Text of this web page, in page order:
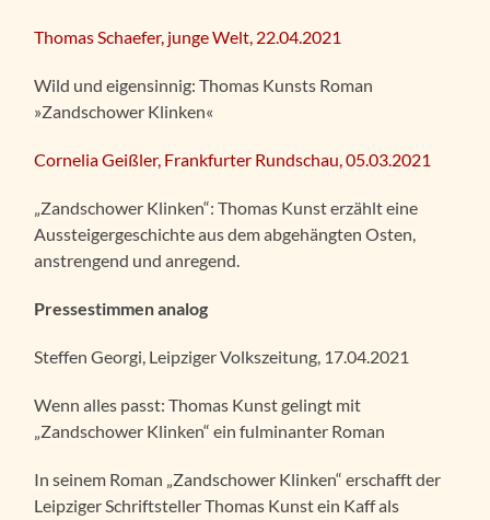
Thomas Schaefer, junge Welt, 22.04.2021
Wild und eigensinnig: Thomas Kunsts Roman
»Zandschower Klinken«
Cornelia Geißler, Frankfurter Rundschau, 05.03.2021
„Zandschower Klinken“: Thomas Kunst erzählt eine
Aussteigergeschichte aus dem abgehängten Osten,
anstrengend und anregend.
Pressestimmen analog
Steffen Georgi, Leipziger Volkszeitung, 17.04.2021
Wenn alles passt: Thomas Kunst gelingt mit
„Zandschower Klinken“ ein fulminanter Roman
In seinem Roman „Zandschower Klinken“ erschafft der
Leipziger Schriftsteller Thomas Kunst ein Kaff als